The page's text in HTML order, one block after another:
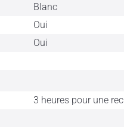
Blanc
Oui
Oui
3 heures pour une